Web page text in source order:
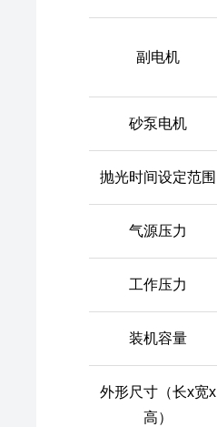
副电机
砂泵电机
抛光时间设定范围
气源压力
工作压力
装机容量
外形尺寸（长x宽x
高）